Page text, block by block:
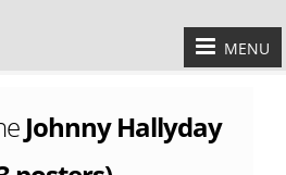
MENU
Johnny Hallyday